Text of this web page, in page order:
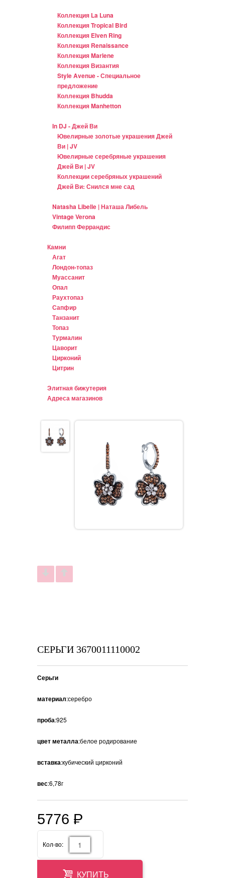
Коллекция La Luna
Коллекция Tropical Bird
Коллекция Elven Ring
Коллекция Renaissance
Коллекция Marlene
Коллекция Византия
Style Avenue - Специальное
предложение
Коллекция Bhudda
Коллекция Manhetton
In DJ - Джей Ви
Ювелирные золотые украшения Джей
Ви | JV
Ювелирные серебряные украшения
Джей Ви | JV
Коллекции серебряных украшений
Джей Ви: Снился мне сад
Natasha Libelle | Наташа Либель
Vintage Verona
Филипп Феррандис
Камни
Агат
Лондон-топаз
Муассанит
Опал
Раухтопаз
Сапфир
Танзанит
Топаз
Турмалин
Цаворит
Цирконий
Цитрин
Элитная бижутерия
Адреса магазинов
СЕРЬГИ 3670011110002
Серьги
материал:серебро
проба:925
цвет металла:белое родирование
вставка:кубический цирконий
вес:6,78г
5776 =
P
Кол-во:
КУПИТЬ